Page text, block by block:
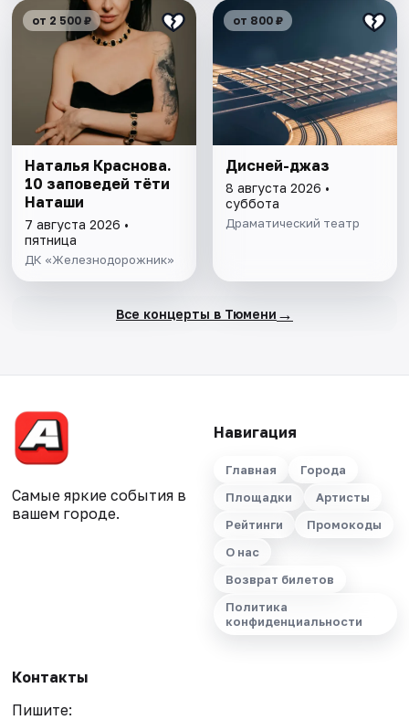
от 2 500 ₽
Наталья Краснова.
10 заповедей тёти
Наташи
7 августа 2026 •
пятница
ДК «Железнодорожник»
от 800 ₽
Дисней-джаз
8 августа 2026 •
суббота
Драматический театр
Все концерты в Тюмени →
Самые яркие события в
вашем городе.
Навигация
Главная
Города
Площадки
Артисты
Рейтинги
Промокоды
О нас
Возврат билетов
Политика
конфиденциальности
Контакты
Пишите: